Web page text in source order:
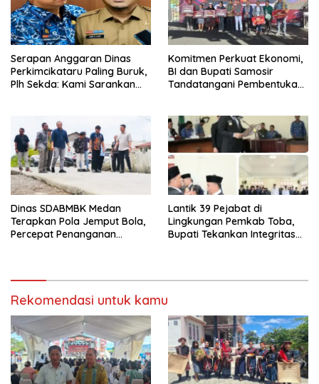
Serapan Anggaran Dinas
Perkimcikataru Paling Buruk,
Plh Sekda: Kami Sarankan
Komitmen Perkuat Ekonomi,
BI dan Bupati Samosir
Tandatangani Pembentukan
Dinas SDABMBK Medan
Terapkan Pola Jemput Bola,
Percepat Penanganan
Lantik 39 Pejabat di
Lingkungan Pemkab Toba,
Bupati Tekankan Integritas
Rekomendasi untuk kamu